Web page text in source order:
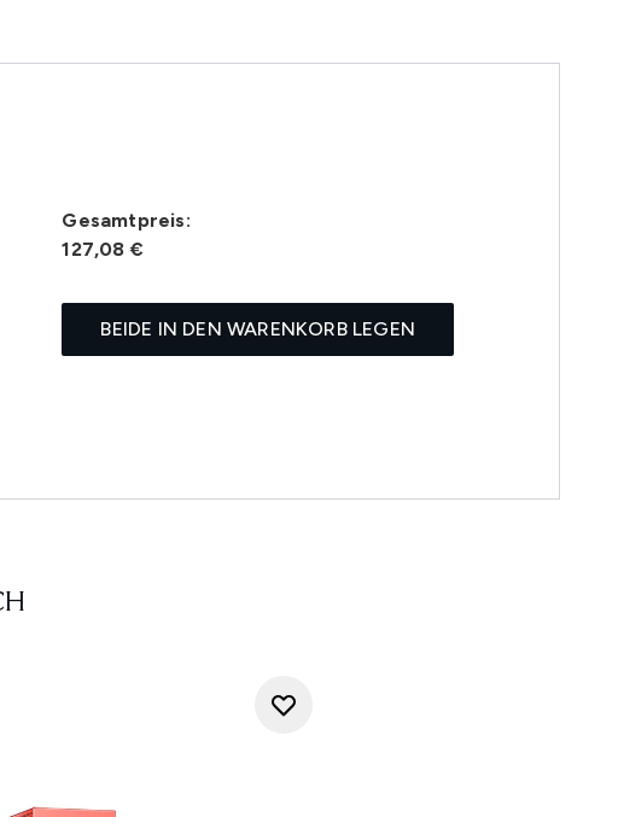
Gesamtpreis:
127,08 €
BEIDE IN DEN WARENKORB LEGEN